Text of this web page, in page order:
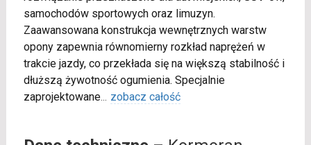
samochodów sportowych oraz limuzyn.
Zaawansowana konstrukcja wewnętrznych warstw
opony zapewnia równomierny rozkład naprężeń w
trakcie jazdy, co przekłada się na większą stabilność i
dłuższą żywotność ogumienia. Specjalnie
zaprojektowane... zobacz całość